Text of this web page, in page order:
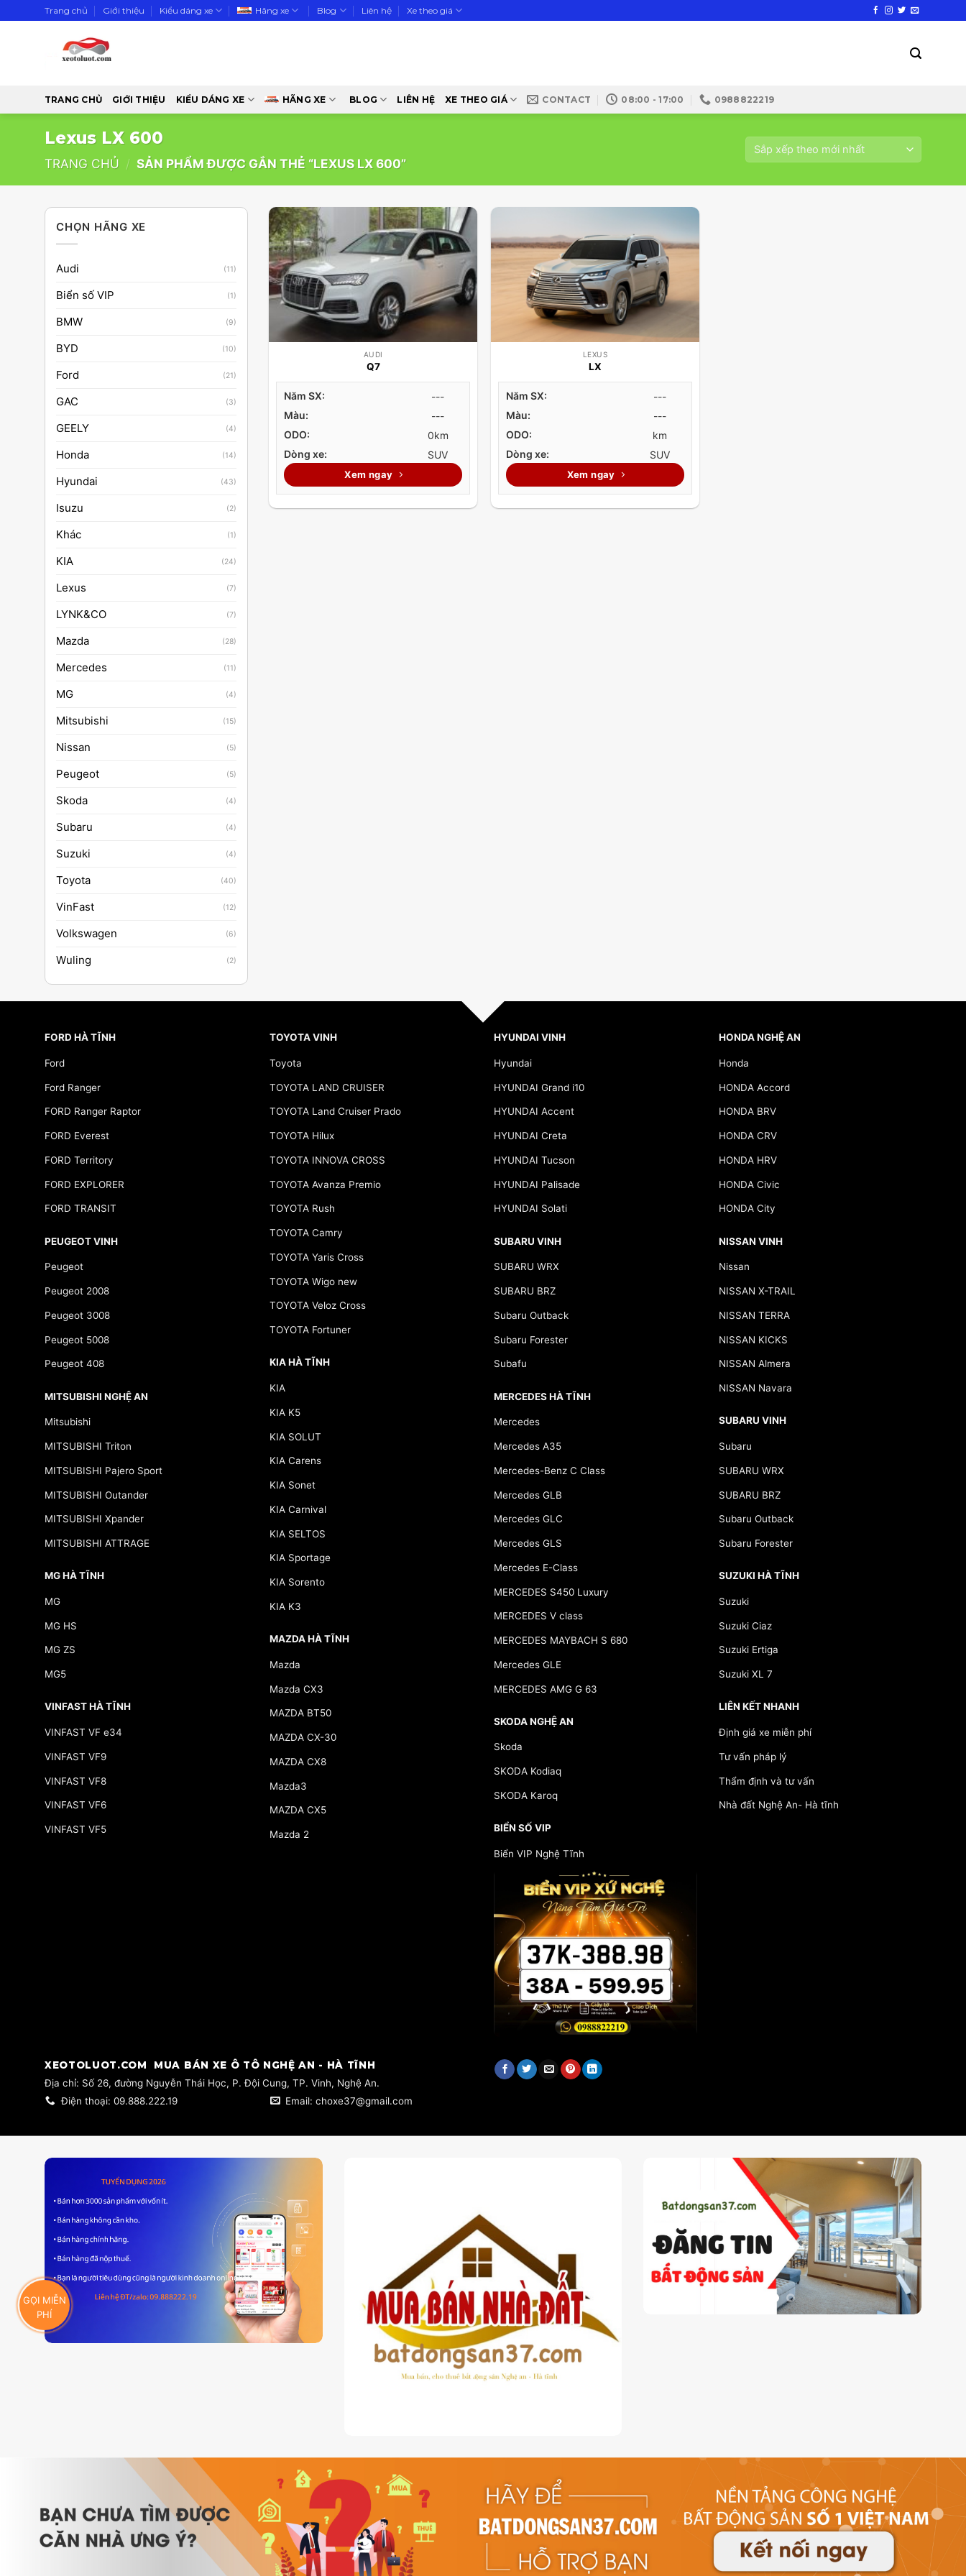
to
Trang chủ Giới thiệu Kiểu dáng xe Hãng xe Blog Liên hệ Xe theo giá
TRANG CHỦ GIỚI THIỆU KIỂU DÁNG XE HÃNG XE BLOG LIÊN HỆ XE THEO GIÁ CONTACT 08:00 - 17:00 0988822219
Lexus LX 600
TRANG CHỦ / SẢN PHẨM ĐƯỢC GẮN THẺ “LEXUS LX 600”
CHỌN HÃNG XE
Audi (11)
Biển số VIP (1)
BMW (9)
BYD (10)
Ford (21)
GAC (3)
GEELY (4)
Honda (14)
Hyundai (43)
Isuzu (2)
Khác (1)
KIA (24)
Lexus (7)
LYNK&CO (7)
Mazda (28)
Mercedes (11)
MG (4)
Mitsubishi (15)
Nissan (5)
Peugeot (5)
Skoda (4)
Subaru (4)
Suzuki (4)
Toyota (40)
VinFast (12)
Volkswagen (6)
Wuling (2)
AUDI
Q7
Năm SX:
---
Màu:
---
ODO:
0km
Dòng xe:
SUV
Xem ngay
LEXUS
LX
Năm SX:
---
Màu:
---
ODO:
km
Dòng xe:
SUV
Xem ngay
FORD HÀ TĨNH
Ford
Ford Ranger
FORD Ranger Raptor
FORD Everest
FORD Territory
FORD EXPLORER
FORD TRANSIT
PEUGEOT VINH
Peugeot
Peugeot 2008
Peugeot 3008
Peugeot 5008
Peugeot 408
MITSUBISHI NGHỆ AN
Mitsubishi
MITSUBISHI Triton
MITSUBISHI Pajero Sport
MITSUBISHI Outander
MITSUBISHI Xpander
MITSUBISHI ATTRAGE
MG HÀ TĨNH
MG
MG HS
MG ZS
MG5
VINFAST HÀ TĨNH
VINFAST VF e34
VINFAST VF9
VINFAST VF8
VINFAST VF6
VINFAST VF5
TOYOTA VINH
Toyota
TOYOTA LAND CRUISER
TOYOTA Land Cruiser Prado
TOYOTA Hilux
TOYOTA INNOVA CROSS
TOYOTA Avanza Premio
TOYOTA Rush
TOYOTA Camry
TOYOTA Yaris Cross
TOYOTA Wigo new
TOYOTA Veloz Cross
TOYOTA Fortuner
KIA HÀ TĨNH
KIA
KIA K5
KIA SOLUT
KIA Carens
KIA Sonet
KIA Carnival
KIA SELTOS
KIA Sportage
KIA Sorento
KIA K3
MAZDA HÀ TĨNH
Mazda
Mazda CX3
MAZDA BT50
MAZDA CX-30
MAZDA CX8
Mazda3
MAZDA CX5
Mazda 2
HYUNDAI VINH
Hyundai
HYUNDAI Grand i10
HYUNDAI Accent
HYUNDAI Creta
HYUNDAI Tucson
HYUNDAI Palisade
HYUNDAI Solati
SUBARU VINH
SUBARU WRX
SUBARU BRZ
Subaru Outback
Subaru Forester
Subafu
MERCEDES HÀ TĨNH
Mercedes
Mercedes A35
Mercedes-Benz C Class
Mercedes GLB
Mercedes GLC
Mercedes GLS
Mercedes E-Class
MERCEDES S450 Luxury
MERCEDES V class
MERCEDES MAYBACH S 680
Mercedes GLE
MERCEDES AMG G 63
SKODA NGHỆ AN
Skoda
SKODA Kodiaq
SKODA Karoq
BIỂN SỐ VIP
Biển VIP Nghệ Tĩnh
HONDA NGHỆ AN
Honda
HONDA Accord
HONDA BRV
HONDA CRV
HONDA HRV
HONDA Civic
HONDA City
NISSAN VINH
Nissan
NISSAN X-TRAIL
NISSAN TERRA
NISSAN KICKS
NISSAN Almera
NISSAN Navara
SUBARU VINH
Subaru
SUBARU WRX
SUBARU BRZ
Subaru Outback
Subaru Forester
SUZUKI HÀ TĨNH
Suzuki
Suzuki Ciaz
Suzuki Ertiga
Suzuki XL 7
LIÊN KẾT NHANH
Định giá xe miễn phí
Tư vấn pháp lý
Thẩm định và tư vấn
Nhà đất Nghệ An- Hà tĩnh
​XEOTOLUOT.COM MUA BÁN XE Ô TÔ NGHỆ AN - HÀ TĨNH
​Địa chỉ: Số 26, đường Nguyễn Thái Học, P. Đội Cung, TP. Vinh, Nghệ An.
Điện thoại: 09.888.222.19
Email: choxe37@gmail.com
GỌI MIỄN
PHÍ